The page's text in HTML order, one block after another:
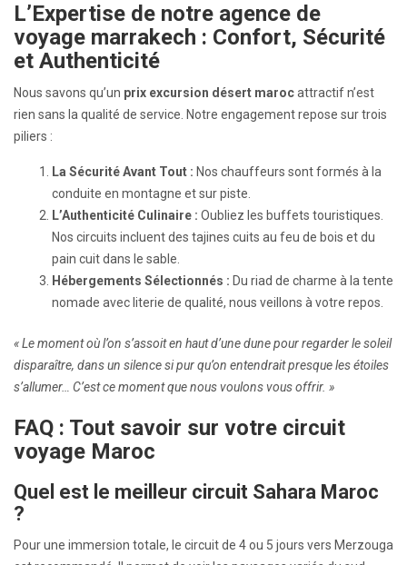
L’Expertise de notre agence de
voyage marrakech : Confort, Sécurité
et Authenticité
Nous savons qu’un prix excursion désert marocattractif n’est
rien sans la qualité de service. Notre engagement repose sur trois
piliers :
La Sécurité Avant Tout : Nos chauffeurs sont formés à la
conduite en montagne et sur piste.
L’Authenticité Culinaire : Oubliez les buffets touristiques.
Nos circuits incluent des tajines cuits au feu de bois et du
pain cuit dans le sable.
Hébergements Sélectionnés : Du riad de charme à la tente
nomade avec literie de qualité, nous veillons à votre repos.
« Le moment où l’on s’assoit en haut d’une dune pour regarder le soleil
disparaître, dans un silence si pur qu’on entendrait presque les étoiles
s’allumer… C’est ce moment que nous voulons vous offrir. »
FAQ : Tout savoir sur votre circuit
voyage Maroc
Quel est le meilleur circuit Sahara Maroc
?
Pour une immersion totale, le circuit de 4 ou 5 jours vers Merzouga